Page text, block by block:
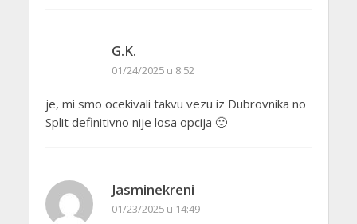
G.K.
01/24/2025 u 8:52
je, mi smo ocekivali takvu vezu iz Dubrovnika no
Split definitivno nije losa opcija 🙂
Jasminekreni
01/23/2025 u 14:49